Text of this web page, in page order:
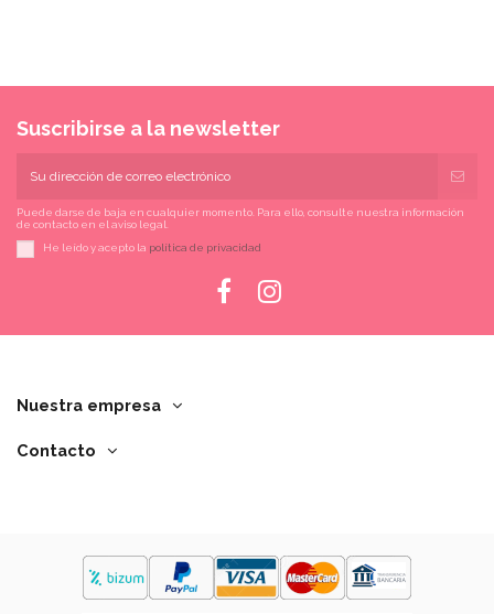
Suscribirse a la newsletter
Puede darse de baja en cualquier momento. Para ello, consulte nuestra información
de contacto en el aviso legal.
He leído y acepto la política de privacidad
Nuestra empresa
Contacto